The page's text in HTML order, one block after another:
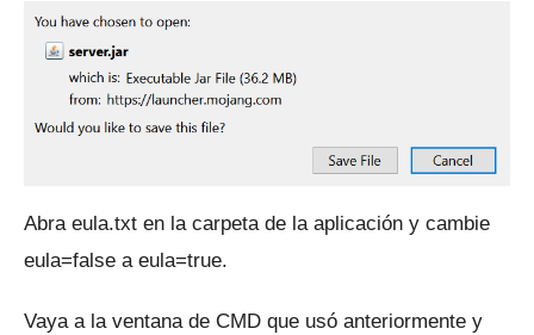
Abra eula.txt en la carpeta de la aplicación y cambie
eula=false a eula=true.
Vaya a la ventana de CMD que usó anteriormente y